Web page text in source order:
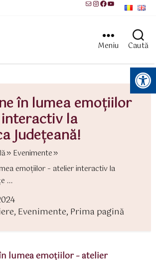
MailInstagram
Facebook
YouTube
Meniu Caută
Instrumente pentru accesibilitate
în lumea emoțiilor
la
Județeană!
Evenimente
emoțiilor – atelier interactiv la
...
, Evenimente, Prima pagină
lumea emoțiilor – atelier